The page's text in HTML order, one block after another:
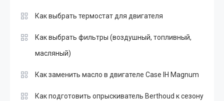
Как выбрать термостат для двигателя
Как выбрать фильтры (воздушный, топливный,
масляный)
Как заменить масло в двигателе Case IH Magnum
Как подготовить опрыскиватель Berthoud к сезону